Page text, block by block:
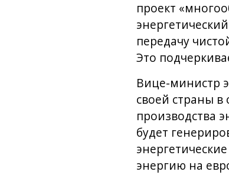
проект
передачу
Это
Вице-министр
своей страны
производства
будет
энергию на